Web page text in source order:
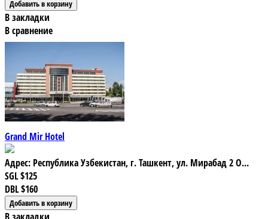
В закладки
В сравнение
Grand Mir Hotel
Адрес: Республика Узбекистан, г. Ташкент, ул. Мирабад 2 О...
SGL$125
DBL$160
В закладки